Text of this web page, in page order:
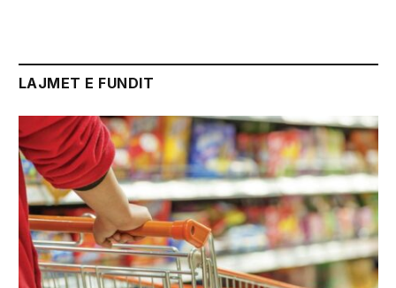
LAJMET E FUNDIT